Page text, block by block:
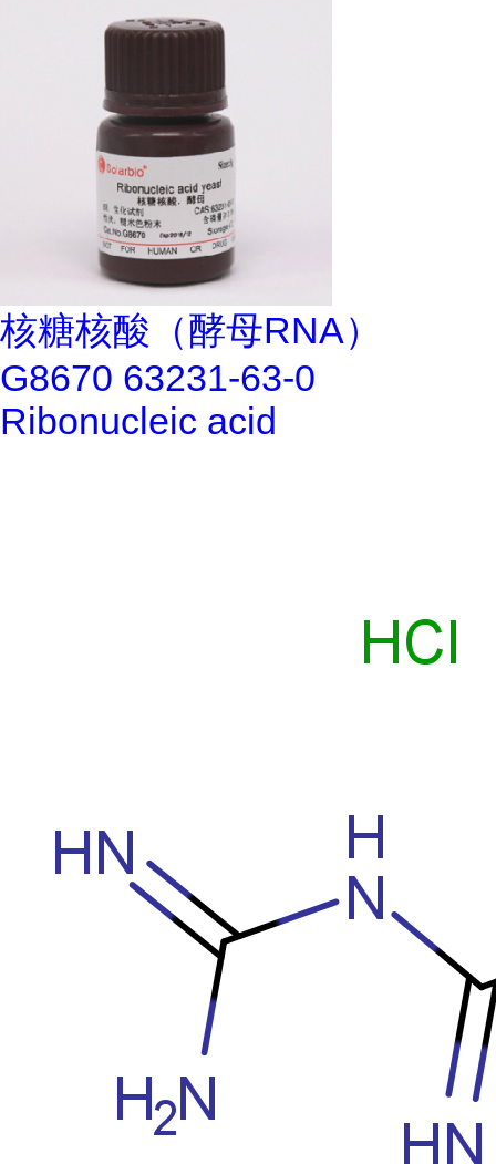
核糖核酸（酵母RNA）
G8670 63231-63-0
Ribonucleic acid